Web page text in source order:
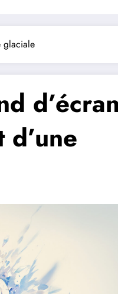
glaciale
d’écran